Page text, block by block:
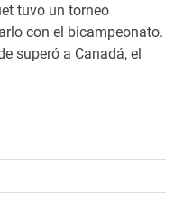
tuvo un torneo
con el bicampeonato.
superó a Canadá, el